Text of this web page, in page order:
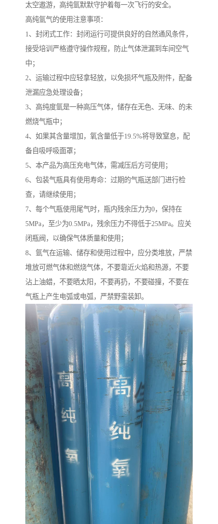
太空遨游，高纯氩默默守护着每一次飞行的安全。
高纯氩气的使用注意事项：
1、封闭式工作：封闭运行可提供良好的自然通风条件，
接受培训严格遵守操作规程，防止气体泄漏到车间空气
中；
2、运输过程中应轻拿轻放，以免损坏气瓶及附件，配备
泄漏应急处理设备；
3、高纯度氩是一种高压气体，储存在无色、无味、的未
燃烧气瓶中；
4、如果其含量增加，氧含量低于19.5%将导致窒息，配
备自吸呼吸面罩；
5、本产品为高压充电气体，需减压后方可使用；
6、包装气瓶具有使用寿命：过期的气瓶送部门进行检
查，请继续使用；
7、每个气瓶使用尾气时，瓶内残余压力为0，保持在
5MPa，至少为0.5MPa，残余压力不得低于25MPa。应关
闭瓶阀，以确保气体质量和使用；
8、氩气在运输、储存和使用过程中，应分类堆放，严禁
堆放可燃气体和燃烧气体，不要靠近火焰和热源，不要
沾上油蜡，不要晒太阳，不要再扔，不要碰撞，不要在
气瓶上产生电弧或电弧，严禁野蛮装卸。